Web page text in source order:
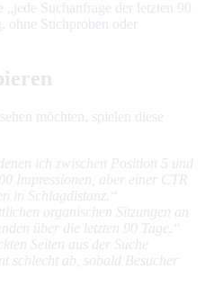
Suchanfrage der letzten 90
ohne Stichproben oder
möchten, spielen diese
ich zwischen Position 5 und
Impressionen, aber einer CTR
in Schlagdistanz.“
organischen Sitzungen an
über die letzten 90 Tage.“
Seiten aus der Suche
schlecht ab, sobald Besucher